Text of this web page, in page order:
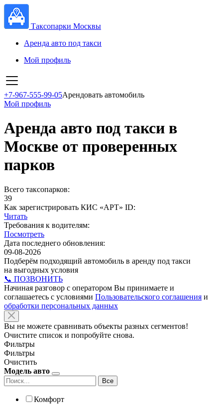
Таксопарки Москвы
Аренда авто под такси
Мой профиль
+7-967-555-99-05Арендовать автомобиль
Мой профиль
Аренда авто под такси в
Москве от проверенных
парков
Всего таксопарков:
39
Как зарегистрировать КИС «АРТ» ID:
Читать
Требования к водителям:
Посмотреть
Дата последнего обновления:
09-08-2026
Подберём подходящий автомобиль в аренду под такси
на выгодных условия
📞 ПОЗВОНИТЬ
Начиная разговор с оператором Вы принимаете и
соглашаетесь с условиями Пользовательского соглашения и
обработки персональных данных
Вы не можете сравнивать объекты разных сегментов!
Очистите список и попробуйте снова.
Фильтры
Фильтры
Очистить
Модель авто
Все
Комфорт